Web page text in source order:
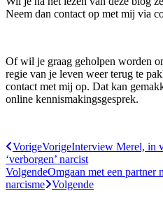
Neem dan contact op met mij via
Of wil je graag geholpen worden
regie van je leven weer terug te
contact met mij op. Dat kan
online kennismakingsgesprek.
VorigeVorigeInterview Merel, in
‘verborgen’ narcist
VolgendeOmgaan met een partner
narcisme Volgende